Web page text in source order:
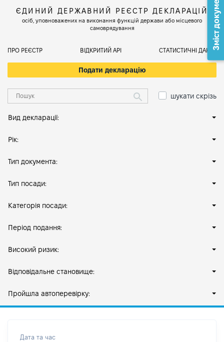
ЄДИНИЙ ДЕРЖАВНИЙ РЕЄСТР ДЕКЛАРАЦІЙ
осіб, уповноважених на виконання функцій держави або місцевого
самоврядування
ПРО РЕЄСТР ВІДКРИТИЙ АРІ СТАТИСТИЧНІ ДАНІ
Подати декларацію
шукати скрізь
Вид декларації:
Рік:
Тип документа:
Тип посади:
Категорія посади:
Період подання:
Високий ризик:
Відповідальне становище:
Пройшла автоперевірку:
Дата та час
Зміст документа